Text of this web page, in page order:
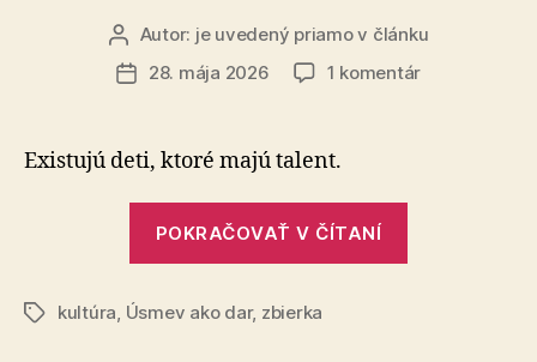
Autor
článku
Autor: je uvedený priamo v článku
Dátum
28. mája 2026 1 komentárna
Existujú deti, ktoré majú talent.
POKRAČOVAŤ V ČÍTANÍ
Značkykultúra, Úsmev ako dar, zbierka